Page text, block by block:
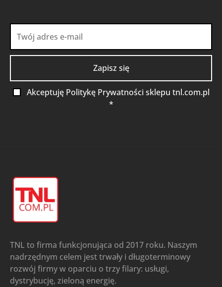
Akceptuję Politykę Prywatności sklepu tnl.com.pl
*
TNL to firma funkcjonująca od 2017 roku. Naszym
nadrzędnym celem jest trwały i długoterminowy
rozwój firmy w oparciu o trzy filary: usługi,
dystrybucję, zieloną energię.